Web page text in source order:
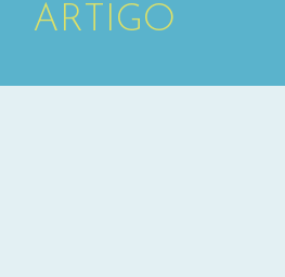
ARTIGO